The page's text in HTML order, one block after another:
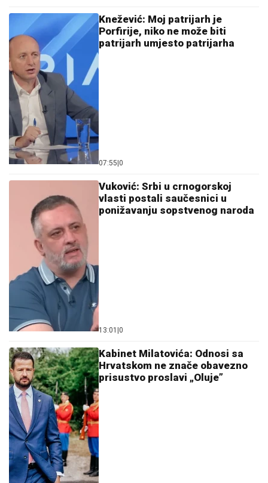
Knežević: Moj patrijarh je
Porfirije, niko ne može biti
patrijarh umjesto patrijarha
07:55|0
Vuković: Srbi u crnogorskoj
vlasti postali saučesnici u
ponižavanju sopstvenog naroda
13:01 |0
Kabinet Milatovića: Odnosi sa
Hrvatskom ne znače obavezno
prisustvo proslavi „Oluje”